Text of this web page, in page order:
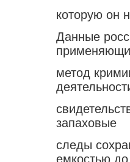
которую он
Данные
метод
запаховые
следы
емкостью до